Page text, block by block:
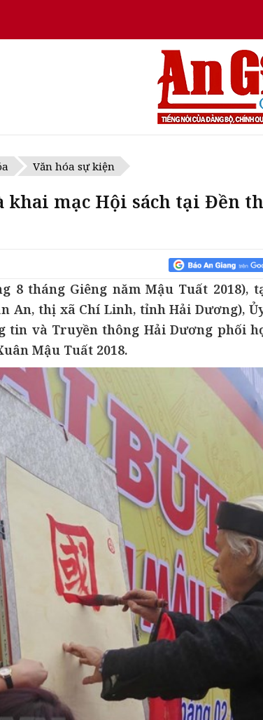
Văn hóa sự kiện
khai mạc Hội sách tại Đền
8 tháng Giêng năm Mậu Tuất 2018),
An, thị xã Chí Linh, tỉnh Hải Dương),
tin và Truyền thông Hải Dương phối
Mậu Tuất 2018.